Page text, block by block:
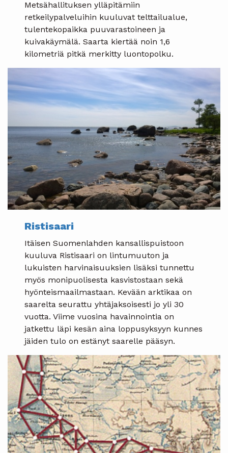
Metsähallituksen ylläpitämiin
retkeilypalveluihin kuuluvat telttailualue,
tulentekopaikka puuvarastoineen ja
kuivakäymälä. Saarta kiertää noin 1,6
kilometriä pitkä merkitty luontopolku.
Ristisaari
Itäisen Suomenlahden kansallispuistoon
kuuluva Ristisaari on lintumuuton ja
lukuisten harvinaisuuksien lisäksi tunnettu
myös monipuolisesta kasvistostaan sekä
hyönteismaailmastaan. Kevään arktikaa on
saarelta seurattu yhtäjaksoisesti jo yli 30
vuotta. Viime vuosina havainnointia on
jatkettu läpi kesän aina loppusyksyyn kunnes
jäiden tulo on estänyt saarelle pääsyn.